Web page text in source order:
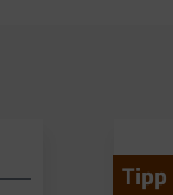
Tipp